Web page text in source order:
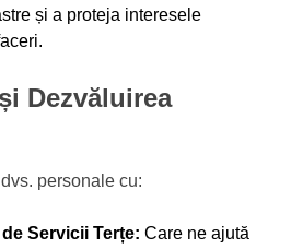
și a proteja interesele
Dezvăluirea
personale cu:
Servicii Terțe: Care ne ajută